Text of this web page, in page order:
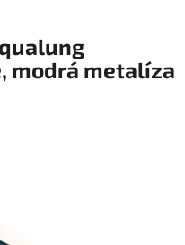
modrá metalíza